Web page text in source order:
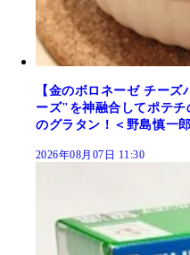
【金のボロネーゼ チー
ーズ"を神融合してポテ
のグラタン！＜野島慎一
2026年08月07日 11:30